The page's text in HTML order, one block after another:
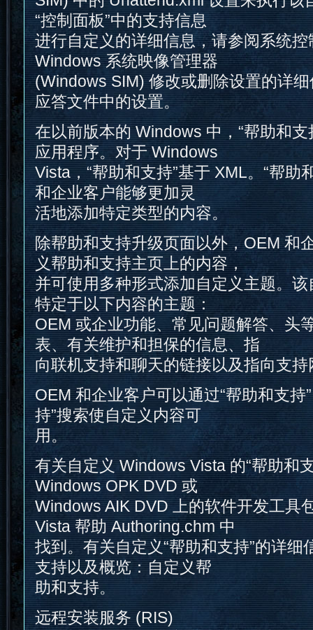
“控制面板”中的支持信息
进行自定义的详细信息，请参阅系统
Windows 系统映像管理器
(Windows SIM) 修改或删除设置的详
应答文件中的设置。
在以前版本的 Windows 中，“帮助和支
应用程序。对于 Windows
Vista，“帮助和支持”基于 XML。“帮助
和企业客户能够更加灵
活地添加特定类型的内容。
除帮助和支持升级页面以外，OEM 和
义帮助和支持主页上的内容，
并可使用多种形式添加自定义主题。
特定于以下内容的主题：
OEM 或企业功能、常见问题解答、头
表、有关维护和担保的信息、指
向联机支持和聊天的链接以及指向支
OEM 和企业客户可以通过“帮助和支持
持”搜索使自定义内容可
用。
有关自定义 Windows Vista 的“帮助和
Windows OPK DVD 或
Windows AIK DVD 上的软件开发工具
Vista 帮助 Authoring.chm 中
找到。有关自定义“帮助和支持”的详细
支持以及概览：自定义帮
助和支持。
远程安装服务 (RIS)